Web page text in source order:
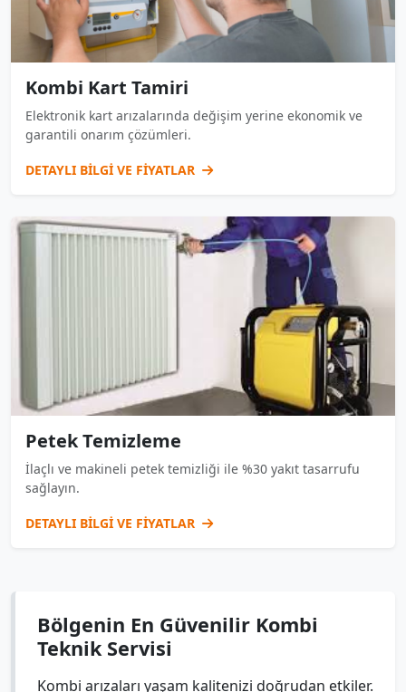
Kombi Kart Tamiri
Elektronik kart arızalarında değişim yerine ekonomik ve
garantili onarım çözümleri.
DETAYLI BİLGİ VE FİYATLAR
Petek Temizleme
İlaçlı ve makineli petek temizliği ile %30 yakıt tasarrufu
sağlayın.
DETAYLI BİLGİ VE FİYATLAR
Bölgenin En Güvenilir Kombi
Teknik Servisi
Kombi arızaları yaşam kalitenizi doğrudan etkiler.